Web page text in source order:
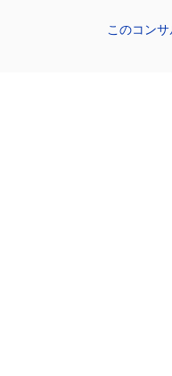
このコン